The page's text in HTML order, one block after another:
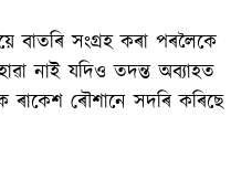
বাতৰি সংগ্ৰহ কৰা পৰলৈকে
নাই যদিও তদন্ত অব্যাহত
ৰাকেশ ৰৌশানে সদৰি কৰিছে